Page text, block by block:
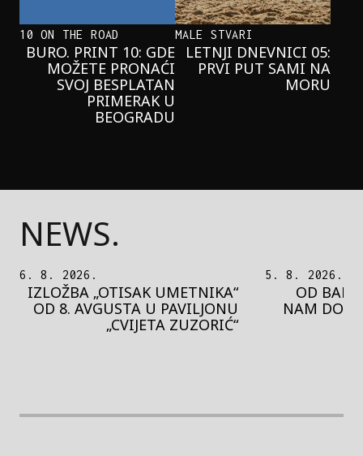
10 ON THE ROAD
BURO. PRINT 10: GDE
MOŽETE PRONAĆI
SVOJ BESPLATAN
PRIMERAK U
BEOGRADU
MALE STVARI
LETNJI DNEVNICI 05:
PRVI PUT SAMI NA
MORU
NEWS.
5. 8. 2026.
OD BAROKA DO REJVA: ŠTA
NAM DONOSI NOVI BUPBAP
FESTIVAL?
5. 8. 2026.
PEDJA
MOTIVE